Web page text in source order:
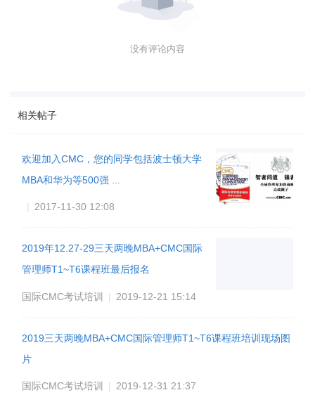
没有评论内容
相关帖子
欢迎加入CMC，您的同学包括波士顿大学
MBA和华为等500强 ...
| 2017-11-30 12:08
2019年12.27-29三天两晚MBA+CMC国际
管理师T1~T6课程班最后报名
国际CMC考试培训 | 2019-12-21 15:14
2019三天两晚MBA+CMC国际管理师T1~T6课程班培训现场图
片
国际CMC考试培训 | 2019-12-31 21:37